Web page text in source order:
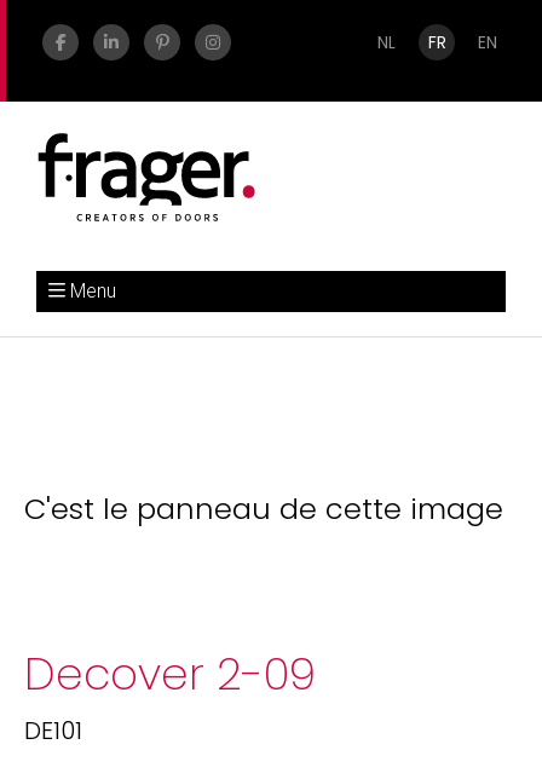
NL FR EN
Menu
C'est le panneau de cette image
Decover 2-09
DE101